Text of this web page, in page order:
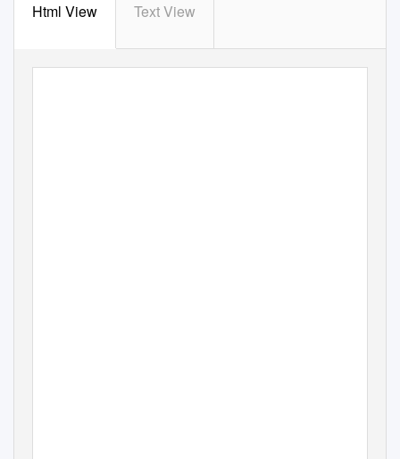
Html View Text View